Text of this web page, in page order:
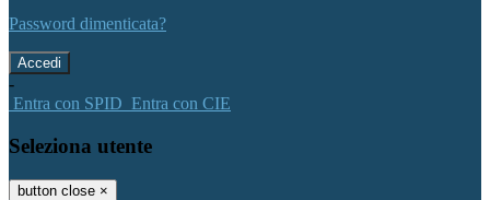
Password dimenticata?
-
Entra con SPID Entra con CIE
Seleziona utente
button close ×